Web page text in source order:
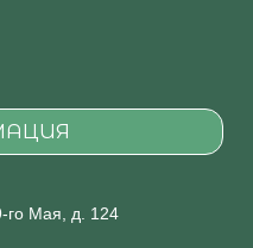
го Мая, д. 124